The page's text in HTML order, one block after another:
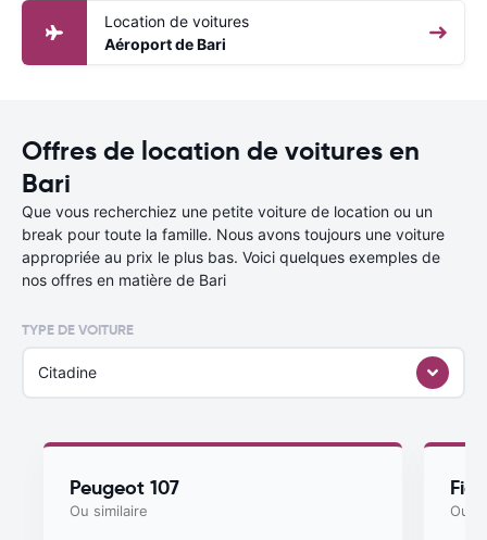
Location de voitures
Aéroport de Bari
Offres de location de voitures en
Bari
Que vous recherchiez une petite voiture de location ou un
break pour toute la famille. Nous avons toujours une voiture
appropriée au prix le plus bas. Voici quelques exemples de
nos offres en matière de Bari
TYPE DE VOITURE
Citadine
Peugeot 107
Ou similaire Ou